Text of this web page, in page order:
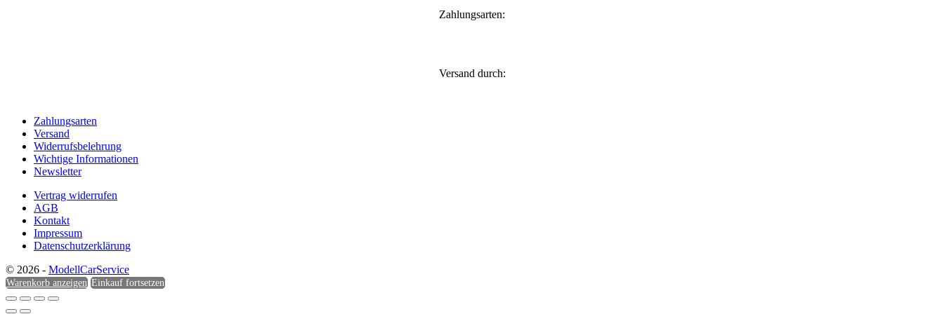
Zahlungsarten:
Versand durch:
Zahlungsarten
Versand
Widerrufsbelehrung
Wichtige Informationen
Newsletter
Vertrag widerrufen
AGB
Kontakt
Impressum
Datenschutzerklärung
© 2026 - ModellCarService
Warenkorb anzeigen Einkauf fortsetzen